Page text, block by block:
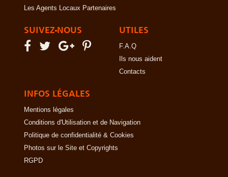
Les Agents Locaux Partenaires
SUIVEZ-NOUS UTILES
F.A.Q
Ils nous aident
Contacts
INFOS LÉGALES
Mentions légales
Conditions d'Utilisation et de Navigation
Politique de confidentialité & Cookies
Photos sur le Site et Copyrights
RGPD